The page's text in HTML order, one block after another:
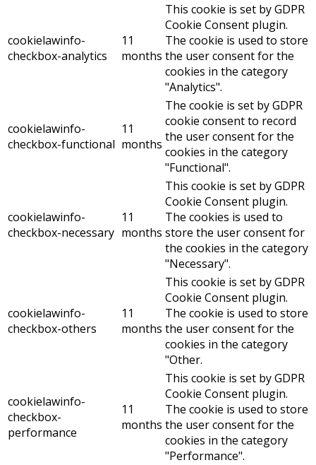
cookielawinfo-
checkbox-analytics
11
months
This cookie is set by GDPR
Cookie Consent plugin.
The cookie is used to store
the user consent for the
cookies in the category
"Analytics".
cookielawinfo-
checkbox-functional
11
months
The cookie is set by GDPR
cookie consent to record
the user consent for the
cookies in the category
"Functional".
cookielawinfo-
checkbox-necessary
11
months
This cookie is set by GDPR
Cookie Consent plugin.
The cookies is used to
store the user consent for
the cookies in the category
"Necessary".
cookielawinfo-
checkbox-others
11
months
This cookie is set by GDPR
Cookie Consent plugin.
The cookie is used to store
the user consent for the
cookies in the category
"Other.
cookielawinfo-
checkbox-
performance
11
months
This cookie is set by GDPR
Cookie Consent plugin.
The cookie is used to store
the user consent for the
cookies in the category
"Performance".